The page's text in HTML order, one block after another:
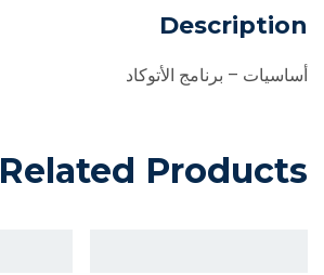
Description
أساسيات – برنامج الأتوكاد
Related Products